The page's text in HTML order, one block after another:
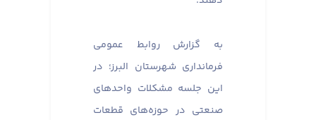
به گزارش روابط عمومی
فرمانداری شهرستان البرز؛ در
این جلسه مشکلات واحدهای
صنعتی در حوزه‌های قطعات